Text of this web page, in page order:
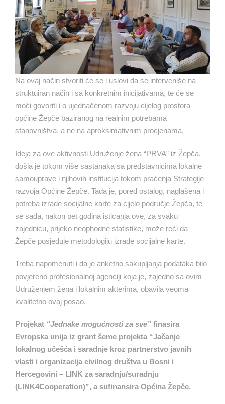
Na ovaj način stvoriti će se i uslovi da se interveniše na
struktuiran način i sa konkretnim inicijativama, te će se
moći govoriti i o ujednačenom razvoju cijelog prostora
općine Žepče baziranog na realnim potrebama
stanovništva, a ne na aproksimativnim procjenama.
Ideja za ove aktivnosti Udruženje žena “PRVA” iz Žepča,
došla je tokom više sastanaka sa predstavnicima lokalne
samouprave i njihovih institucija tokom praćenja Strategije
razvoja Općine Žepče. Tada je, pored ostalog, naglašena i
potreba izrade socijalne karte za cijelo područje Žepča, te
se sada, nakon pet godina isticanja ove, za svaku
zajednicu, prijeko neophodne statistike, može reći da
Žepče posjeduje metodologiju izrade socijalne karte.
Treba napomenuti i da je anketno sakupljanja podataka bilo
povjereno profesionalnoj agenciji koja je, zajedno sa ovim
Udruženjem žena i lokalnim akterima, obavila veoma
kvalitetno ovaj posao.
Projekat “Jednake mogućnosti za sve” finasira
Evropska unija iz grant šeme projekta “Jačanje
lokalnog učešća i saradnje kroz partnerstvo javnih
vlasti i organizacija civilnog društva u Bosni i
Hercegovini – LINK za saradnju/suradnju
(LINK4Cooperation)”, a sufinansira Općina Žepče.